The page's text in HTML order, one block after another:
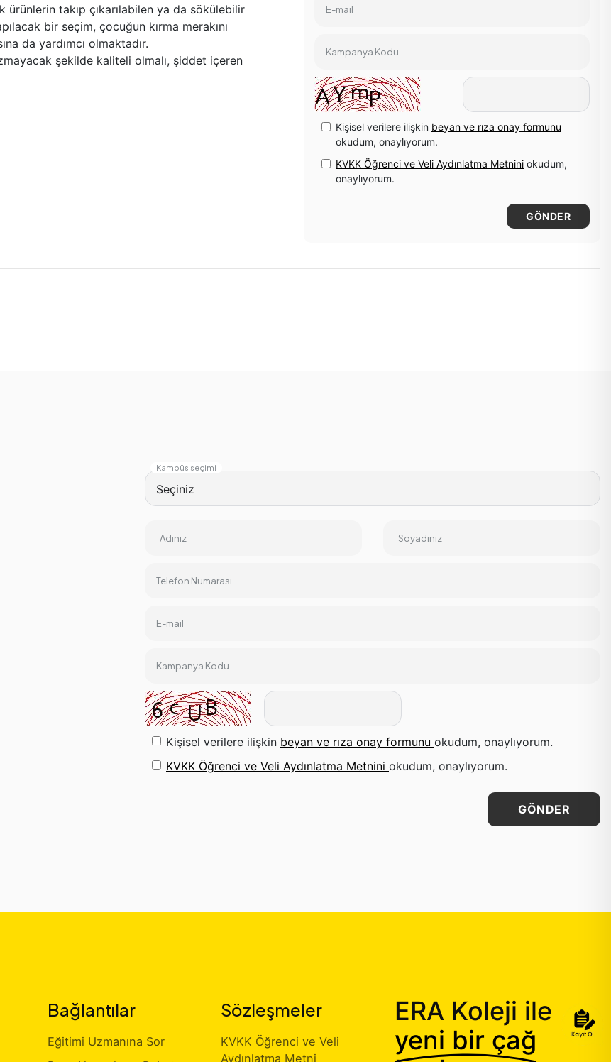
ürünlerin takıp çıkarılabilen ya da sökülebilir
bir seçim, çocuğun kırma merakını
da yardımcı olmaktadır.
şekilde kaliteli olmalı, şiddet içeren
E-mail
Kampanya Kodu
Kişisel verilere ilişkin beyan ve rıza onay formunu
okudum, onaylıyorum.
KVKK Öğrenci ve Veli Aydınlatma Metnini okudum,
onaylıyorum.
GÖNDER
Kampüs seçimi
Adınız Soyadınız
Telefon Numarası
E-mail
Kampanya Kodu
Kişisel verilere ilişkin beyan ve rıza onay formunu okudum, onaylıyorum.
KVKK Öğrenci ve Veli Aydınlatma Metnini okudum, onaylıyorum.
GÖNDER
Bağlantılar
Eğitimi Uzmanına Sor
Sözleşmeler
KVKK Öğrenci ve Veli
Aydınlatma Metni
ERA Koleji ile
yeni bir çağ